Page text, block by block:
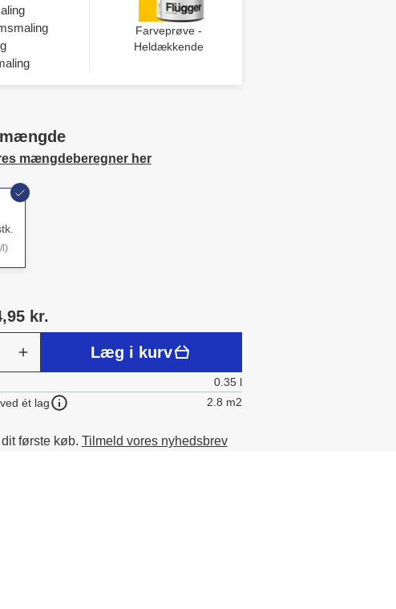
Farveprøve -
Heldækkende
mængdeberegner her
l)
kr.
Læg i kurv
0.35 l
ét lag
2.8 m2
første køb. Tilmeld vores nyhedsbrev